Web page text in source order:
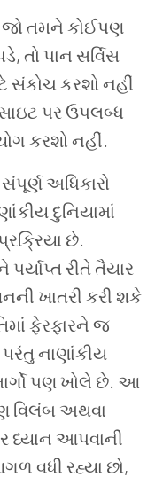
જો તમને કોઈપણ
તો પાન સર્વિસ
સંકોચ કરશો નહીં
પર ઉપલબ્ધ
કરશો નહીં.
અધિકારો
દુનિયામાં
છે.
રીતે તૈયાર
ખાતરી કરી શકે
ફેરફારને જ
નાણાંકીય
પણ ખોલે છે. આ
વિલંબ અથવા
ધ્યાન આપવાની
વધી રહ્યા છો,